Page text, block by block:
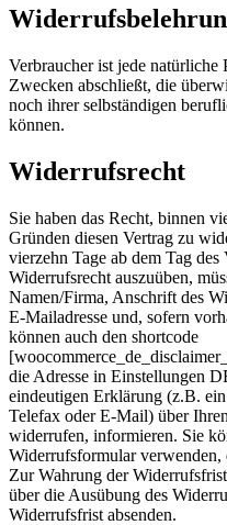
Verbraucher ist jede natürliche
Zwecken abschließt, die
noch ihrer selbständigen
können.
Widerrufsrecht
Sie haben das Recht, binnen
Gründen diesen Vertrag zu
vierzehn Tage ab dem Tag
Widerrufsrecht auszuüben,
Namen/Firma, Anschrift des
E-Mailadresse und, sofern
können auch den shortcode
die Adresse in Einstellungen
eindeutigen Erklärung (z.B.
Telefax oder E-Mail) über
widerrufen, informieren. Sie
Widerrufsformular verwenden,
Zur Wahrung der
über die Ausübung des
Widerrufsfrist absenden.